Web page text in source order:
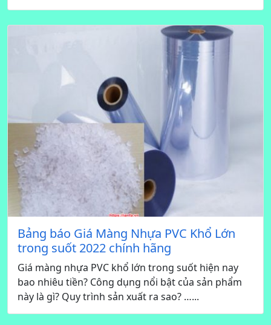
Bảng báo Giá Màng Nhựa PVC Khổ Lớn
trong suốt 2022 chính hãng
Giá màng nhựa PVC khổ lớn trong suốt hiện nay
bao nhiêu tiền? Công dụng nổi bật của sản phẩm
này là gì? Quy trình sản xuất ra sao? …...